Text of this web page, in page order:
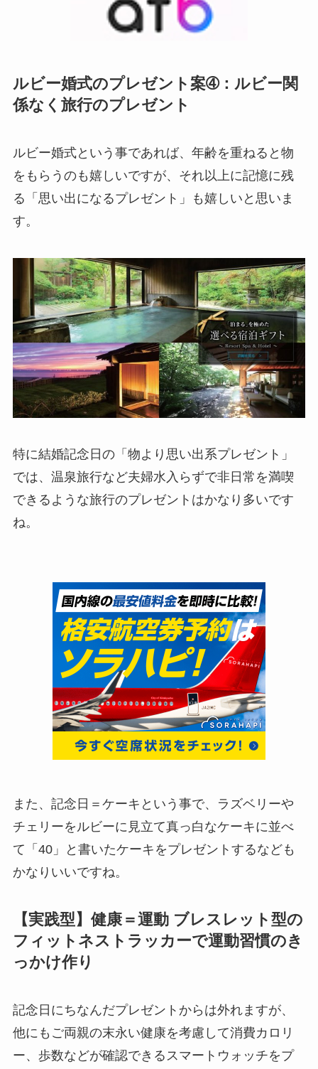
ルビー婚式のプレゼント案➃：ルビー関
係なく旅行のプレゼント
ルビー婚式という事であれば、年齢を重ねると物
をもらうのも嬉しいですが、それ以上に記憶に残
る「思い出になるプレゼント」も嬉しいと思いま
す。
特に結婚記念日の「物より思い出系プレゼント」
では、温泉旅行など夫婦水入らずで非日常を満喫
できるような旅行のプレゼントはかなり多いです
ね。
また、記念日＝ケーキという事で、ラズベリーや
チェリーをルビーに見立て真っ白なケーキに並べ
て「40」と書いたケーキをプレゼントするなども
かなりいいですね。
【実践型】健康＝運動 ブレスレット型の
フィットネストラッカーで運動習慣のき
っかけ作り
記念日にちなんだプレゼントからは外れますが、
他にもご両親の末永い健康を考慮して消費カロリ
ー、歩数などが確認できるスマートウォッチをプ